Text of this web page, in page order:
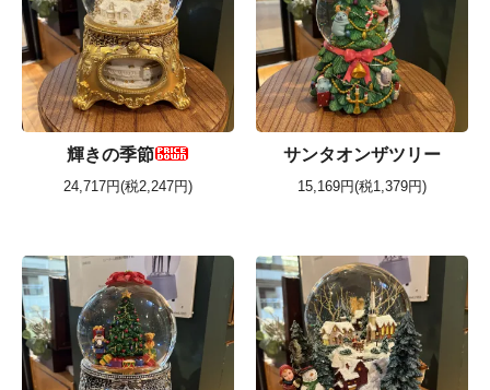
輝きの季節
24,717円(税2,247円)
サンタオンザツリー
15,169円(税1,379円)